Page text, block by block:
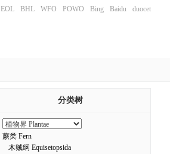
EOL BHL WFO POWO Bing Baidu duocet
分类树
蕨类 Fern
木贼纲 Equisetopsida